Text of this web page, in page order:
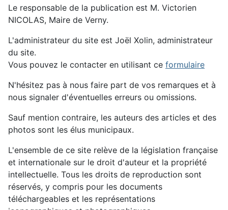
Le responsable de la publication est M. Victorien
NICOLAS, Maire de Verny.
L'administrateur du site est Joël Xolin, administrateur
du site.
Vous pouvez le contacter en utilisant ce formulaire
N'hésitez pas à nous faire part de vos remarques et à
nous signaler d'éventuelles erreurs ou omissions.
Sauf mention contraire, les auteurs des articles et des
photos sont les élus municipaux.
L'ensemble de ce site relève de la législation française
et internationale sur le droit d'auteur et la propriété
intellectuelle. Tous les droits de reproduction sont
réservés, y compris pour les documents
téléchargeables et les représentations